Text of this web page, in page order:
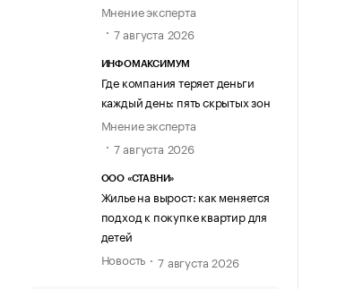
Мнение эксперта
7 августа 2026
ИНФОМАКСИМУМ
Где компания теряет деньги
каждый день: пять скрытых зон
Мнение эксперта
7 августа 2026
ООО «СТАВНИ»
Жилье на вырост: как меняется
подход к покупке квартир для
детей
Новость
7 августа 2026